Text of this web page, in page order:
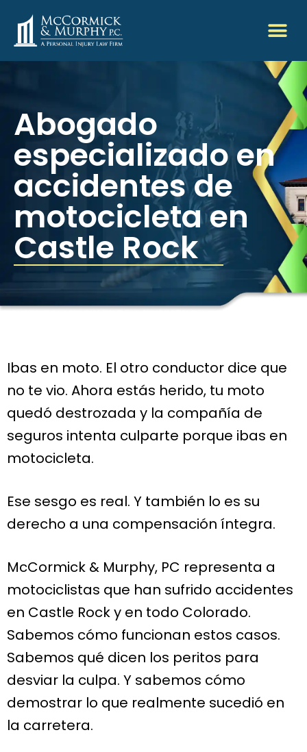
Abogado
especializado en
accidentes de
motocicleta en
Castle Rock
Ibas en moto. El otro conductor dice que
no te vio. Ahora estás herido, tu moto
quedó destrozada y la compañía de
seguros intenta culparte porque ibas en
motocicleta.
Ese sesgo es real. Y también lo es su
derecho a una compensación íntegra.
McCormick & Murphy, PC representa a
motociclistas que han sufrido accidentes
en Castle Rock y en todo Colorado.
Sabemos cómo funcionan estos casos.
Sabemos qué dicen los peritos para
desviar la culpa. Y sabemos cómo
demostrar lo que realmente sucedió en
la carretera.